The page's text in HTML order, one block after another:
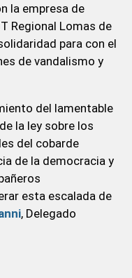
la empresa de
Regional Lomas de
para con el
de vandalismo y
del lamentable
la ley sobre los
del cobarde
de la democracia y
esta escalada de
, Delegado